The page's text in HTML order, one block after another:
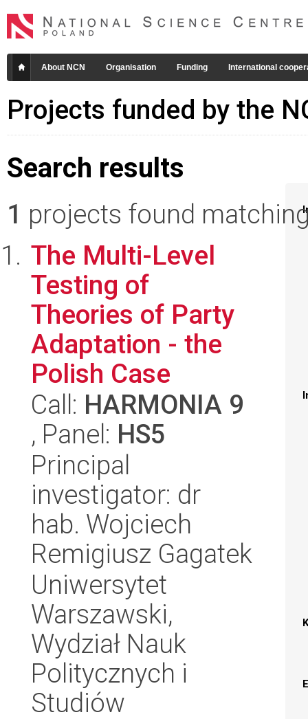
About NCN Organisation Funding International
Projects funded by the
Search results
1 projects found
The Multi-Level
Testing of
Theories of Party
Adaptation - the
Polish Case
Call: HARMONIA 9
, Panel: HS5
Principal
investigator: dr
hab. Wojciech
Remigiusz Gagatek
Uniwersytet
Warszawski,
Wydział Nauk
Politycznych i
Studiów